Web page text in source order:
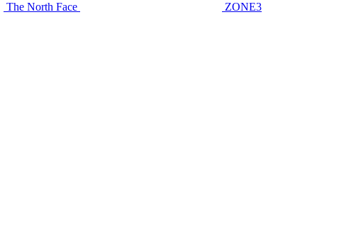
The North Face ZONE3